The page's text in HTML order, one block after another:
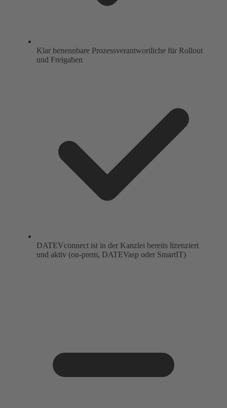
Klar benennbare Prozessverantwortliche für Rollout
und Freigaben
DATEVconnect ist in der Kanzlei bereits lizenziert
und aktiv (on-prem, DATEVasp oder SmartIT)